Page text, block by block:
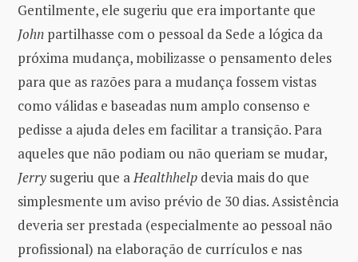
Gentilmente, ele sugeriu que era importante que
John partilhasse com o pessoal da Sede a lógica da
próxima mudança, mobilizasse o pensamento deles
para que as razões para a mudança fossem vistas
como válidas e baseadas num amplo consenso e
pedisse a ajuda deles em facilitar a transição. Para
aqueles que não podiam ou não queriam se mudar,
Jerry sugeriu que aHealthhelp devia mais do que
simplesmente um aviso prévio de 30 dias. Assistência
deveria ser prestada (especialmente ao pessoal não
profissional) na elaboração de currículos e nas